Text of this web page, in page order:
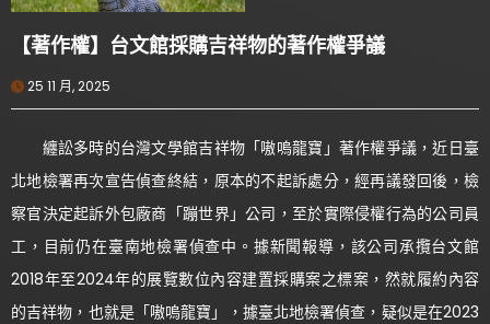
【著作權】台文館採購吉祥物的著作權爭議
25 11 月, 2025
纏訟多時的台灣文學館吉祥物「嗷嗚龍寶」著作權爭議，近日臺
北地檢署再次宣告偵查終結，原本的不起訴處分，經再議發回後，檢
察官決定起訴外包廠商「蹦世界」公司，至於實際侵權行為的公司員
工，目前仍在臺南地檢署偵查中。據新聞報導，該公司承攬台文館
2018年至2024年的展覽數位內容建置採購案之標案，然就履約內容
的吉祥物，也就是「嗷嗚龍寶」，據臺北地檢署偵查，疑似是在2023